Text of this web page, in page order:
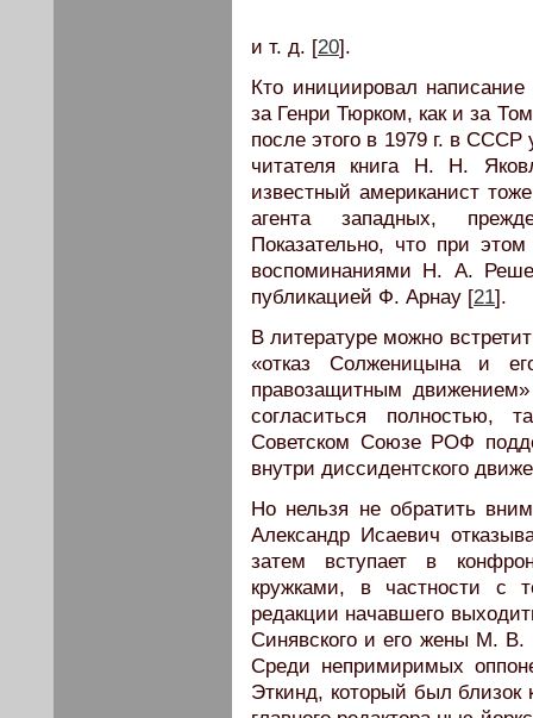
и т. д. [20].
Кто инициировал
за Генри Тюрком, как и за
после этого в 1979 г. в СССР
читателя книга Н. Н.
известный американист
агента западных,
Показательно, что при
воспоминаниями Н. А.
публикацией Ф. Арнау [21].
В литературе можно
«отказ Солженицына и
правозащитным
согласиться полностью,
Советском Союзе РОФ
внутри диссидентского
Но нельзя не обратить
Александр Исаевич
затем вступает в
кружками, в частности с
редакции начавшего
Синявского и его жены М. В.
Среди непримиримых
Эткинд, который был близок